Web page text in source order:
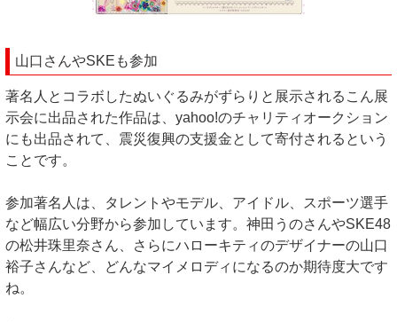
山口さんやSKEも参加
著名人とコラボしたぬいぐるみがずらりと展示されるこん展
示会に出品された作品は、yahoo!のチャリティオークション
にも出品されて、震災復興の支援金として寄付されるという
ことです。
参加著名人は、タレントやモデル、アイドル、スポーツ選手
など幅広い分野から参加しています。神田うのさんやSKE48
の松井珠里奈さん、さらにハローキティのデザイナーの山口
裕子さんなど、どんなマイメロディになるのか期待度大です
ね。